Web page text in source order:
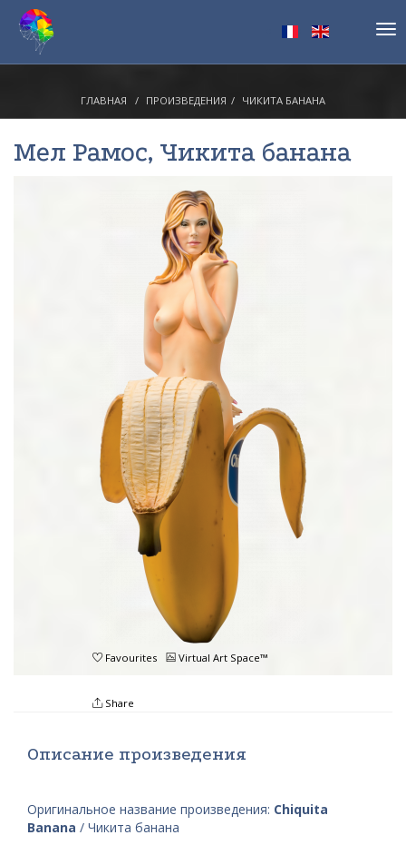
ГЛАВНАЯ ПРОИЗВЕДЕНИЯ ЧИКИТА БАНАНА
Мел Рамос, Чикита банана
Favourites Virtual Art Space™
Share
Описание произведения
Оригинальное название произведения: Chiquita
Banana / Чикита банана